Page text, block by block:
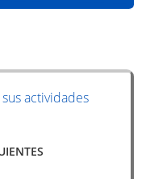
actividades